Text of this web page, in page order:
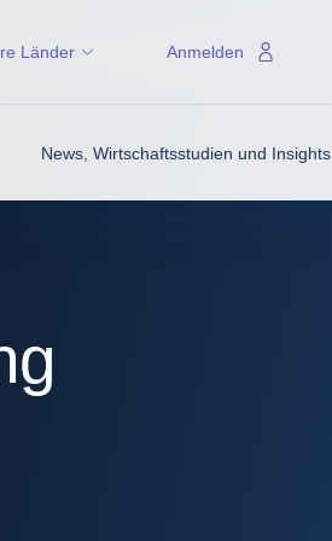
News, Wirtschaftsstudien und Insights
Länder Anmelden